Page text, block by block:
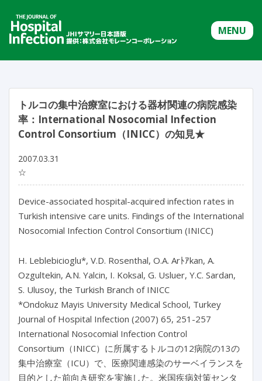
MENU
トルコの集中治療室における器材関連の病院感染
率：International Nosocomial Infection
Control Consortium（INICC）の知見★
2007.03.31
☆
Device-associated hospital-acquired infection rates in
Turkish intensive care units. Findings of the International
Nosocomial Infection Control Consortium (INICC)
H. Leblebicioglu*, V.D. Rosenthal, O.A. Arﾄｱkan, A.
Ozgultekin, A.N. Yalcin, I. Koksal, G. Usluer, Y.C. Sardan,
S. Ulusoy, the Turkish Branch of INICC
*Ondokuz Mayis University Medical School, Turkey
Journal of Hospital Infection (2007) 65, 251-257
International Nosocomial Infection Control
Consortium（INICC）に所属するトルコの12病院の13の
集中治療室（ICU）で、医療関連感染のサーベイランスを
目的とした前向き研究を実施した。米国疾病対策センタ